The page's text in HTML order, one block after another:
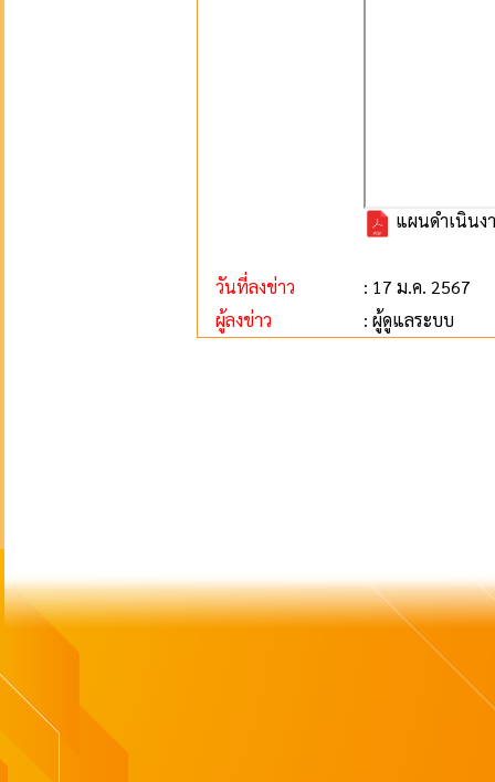
แผนดำเนินง
วันที่ลงข่าว
: 17 ม.ค. 2567
ผู้ลงข่าว
: ผู้ดูแลระบบ